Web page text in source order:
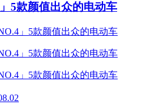
5款颜值出众的电动车